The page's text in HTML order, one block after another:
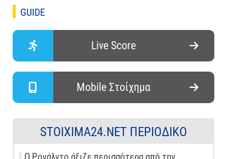
GUIDE
Live Score
Mobile Στοίχημα
STOIXIMA24.NET ΠΕΡΙΟΔΙΚΌ
Ο Ρονάλντο άξιζε περισσότερα από την